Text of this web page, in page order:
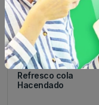
Hacendado
Refresco cola
Hacendado